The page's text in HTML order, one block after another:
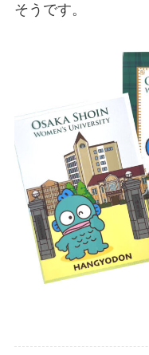
そうです。